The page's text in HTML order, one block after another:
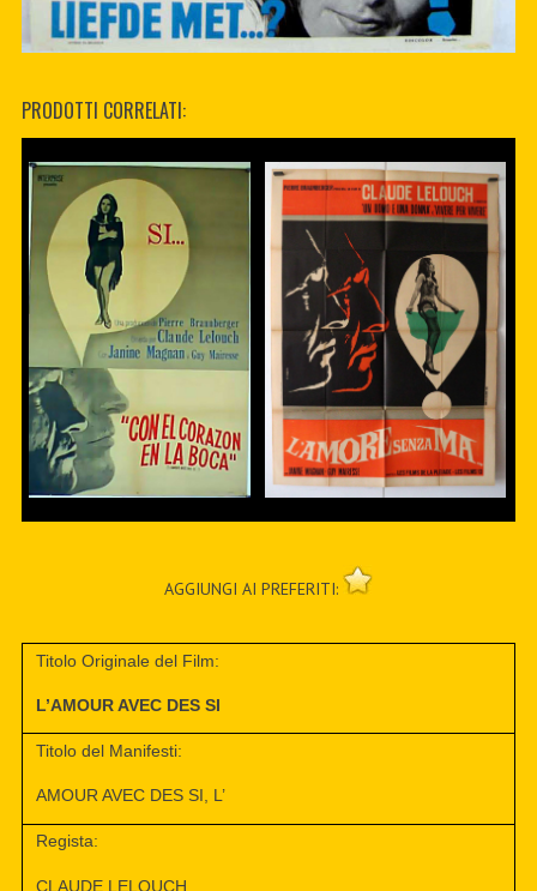
PRODOTTI CORRELATI:
AGGIUNGI AI PREFERITI:
Titolo Originale del Film:
L’AMOUR AVEC DES SI
Titolo del Manifesti:
AMOUR AVEC DES SI, L’
Regista:
CLAUDE LELOUCH